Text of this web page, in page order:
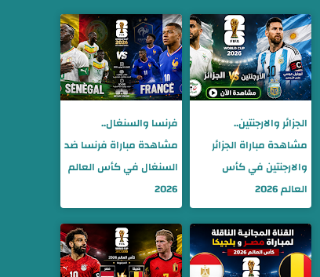
الجزائر والارجنتين..
مشاهدة مباراة الجزائر
والارجنتين في كأس
العالم 2026
فرنسا والسنغال..
مشاهدة مباراة فرنسا ضد
السنغال في كأس العالم
2026